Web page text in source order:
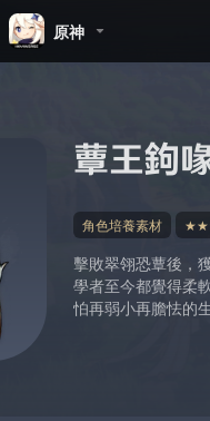
原神
蕈王鉤
角色培養素材
擊敗翠翎恐蕈後，
學者至今都覺得柔
怕再弱小再膽怯的